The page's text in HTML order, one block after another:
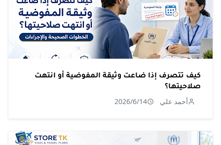
كيف تتصرف إذا ضاعت وثيقة المفوضية أو انتهت
صلاحيتها؟
أحمد علي 2026/6/14